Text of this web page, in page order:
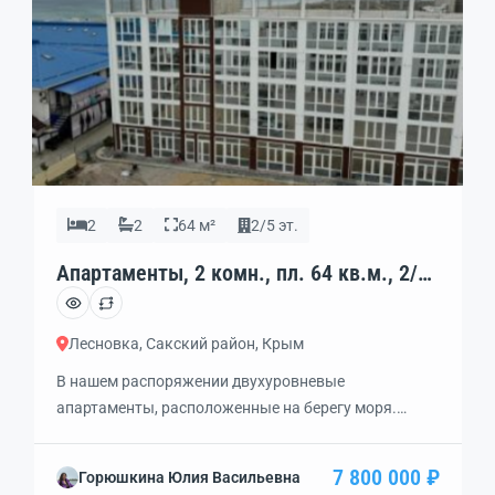
2 2 64 м² 2/5 эт.
Апартаменты, 2 комн., пл. 64 кв.м., 2/5
эт., код: 451886
Лесновка, Сакский район, Крым
В нашем распоряжении двухуровневые
апартаменты, расположенные на берегу моря.
пространства для сдачи в аренду. Из окон
Горюшкина Юлия Васильевна 7 800 000 ₽